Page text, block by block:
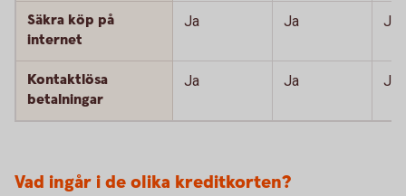
Säkra köp på
internet
Ja Ja Ja
Kontaktlösa
betalningar
Ja Ja Ja
Vad ingår i de olika kreditkorten?